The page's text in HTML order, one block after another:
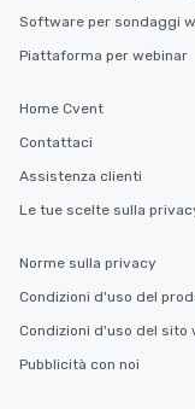
Software per sondaggi
Piattaforma per webinar
Home Cvent
Contattaci
Assistenza clienti
Le tue scelte sulla
Norme sulla privacy
Condizioni d'uso del
Condizioni d'uso del sito
Pubblicità con noi